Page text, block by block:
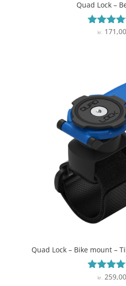
Quad Lock –
Vurderet
kr.171,00
Quad Lock – Bike mount –
Vurderet
kr. 259,00